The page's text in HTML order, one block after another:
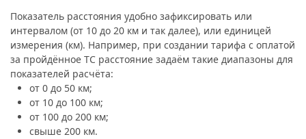
Показатель расстояния удобно зафиксировать или
интервалом (от 10 до 20 км и так далее), или единицей
измерения (км). Например, при создании тарифа с оплатой
за пройдённое ТС расстояние задаём такие диапазоны для
показателей расчёта:
от 0 до 50 км;
от 10 до 100 км;
от 100 до 200 км;
свыше 200 км.